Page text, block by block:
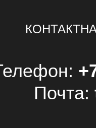
Почта: